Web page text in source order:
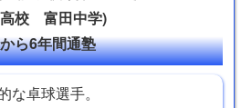
校 富田中学)
ら6年間通塾
な卓球選手。